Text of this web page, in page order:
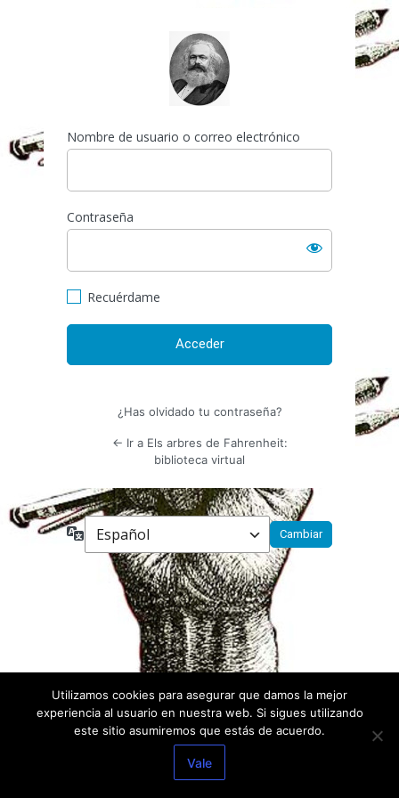
https://espai-marx.net/
Nombre de usuario o correo electrónico
Contraseña
Recuérdame
¿Has olvidado tu contraseña?
← Ir a Els arbres de Fahrenheit:
biblioteca virtual
Idioma
Utilizamos cookies para asegurar que damos la mejor
experiencia al usuario en nuestra web. Si sigues utilizando
este sitio asumiremos que estás de acuerdo.
Vale